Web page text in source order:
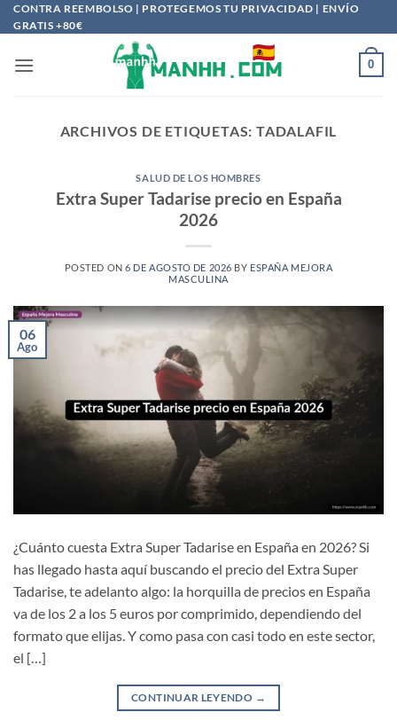
Saltar
al
CONTRA REEMBOLSO | PROTEGEMOS TU PRIVACIDAD | ENVÍO
GRATIS +80€
0
ARCHIVOS DE ETIQUETAS:TADALAFIL
SALUD DE LOS HOMBRES
Extra Super Tadarise precio en España
2026
POSTED ON6 DE AGOSTO DE 2026 BY ESPAÑA MEJORA
MASCULINA
06
Ago
¿Cuánto cuesta Extra Super Tadarise en España en 2026? Si
has llegado hasta aquí buscando el precio del Extra Super
Tadarise, te adelanto algo: la horquilla de precios en España
va de los 2 a los 5 euros por comprimido, dependiendo del
formato que elijas. Y como pasa con casi todo en este sector,
el […]
CONTINUAR LEYENDO →